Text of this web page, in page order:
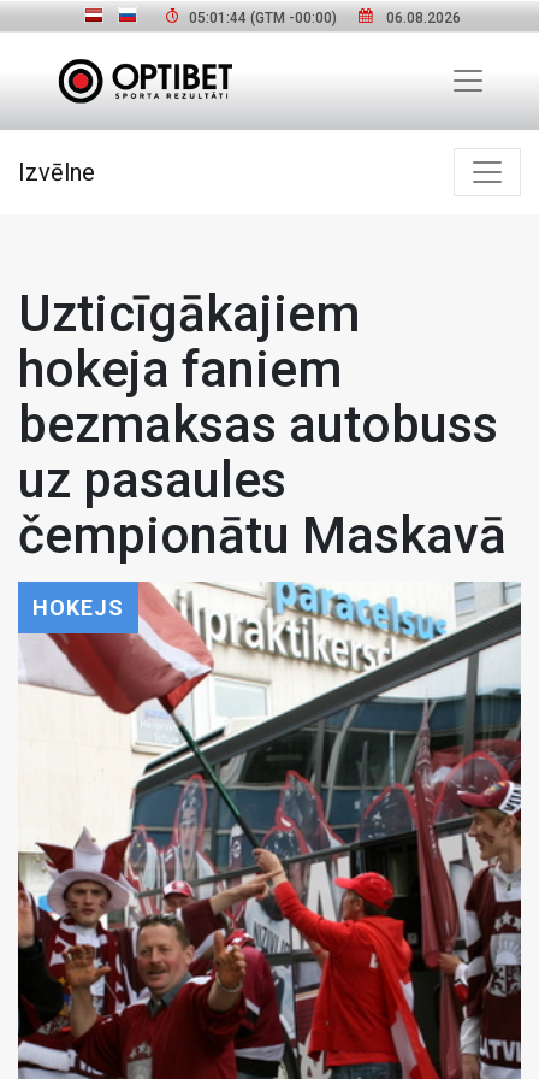
05:01:45(GTM -00:00) 06.08.2026
Izvēlne
Uzticīgākajiem
hokeja faniem
bezmaksas autobuss
uz pasaules
čempionātu Maskavā
HOKEJS